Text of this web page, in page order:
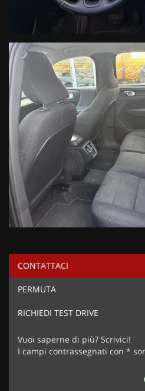
CONTATTACI
PERMUTA
RICHIEDI TEST DRIVE
Vuoi saperne di più? Scrivici!
I campi contrassegnati con *